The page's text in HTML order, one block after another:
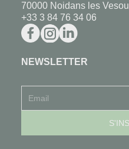
70000 Noidans les Vesoul
+33 3 84 76 34 06
NEWSLETTER